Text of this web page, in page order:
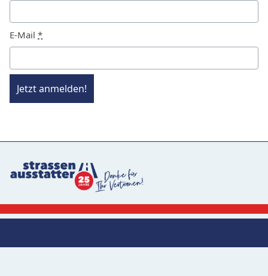
E-Mail *
Jetzt anmelden!